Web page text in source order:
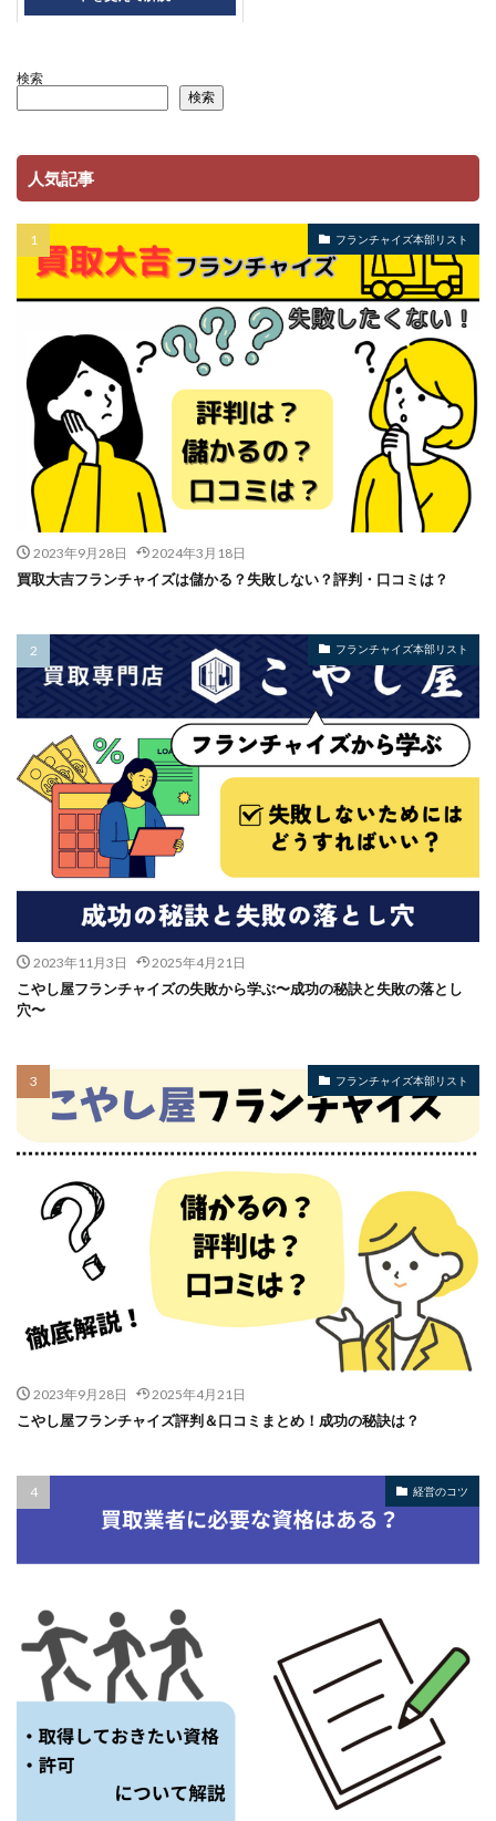
検索
検索
人気記事
フランチャイズ本部リスト
2023年9月28日 2024年3月18日
買取大吉フランチャイズは儲かる？失敗しない？評判・口コミは？
フランチャイズ本部リスト
2023年11月3日 2025年4月21日
こやし屋フランチャイズの失敗から学ぶ〜成功の秘訣と失敗の落とし
穴〜
フランチャイズ本部リスト
2023年9月28日 2025年4月21日
こやし屋フランチャイズ評判＆口コミまとめ！成功の秘訣は？
経営のコツ